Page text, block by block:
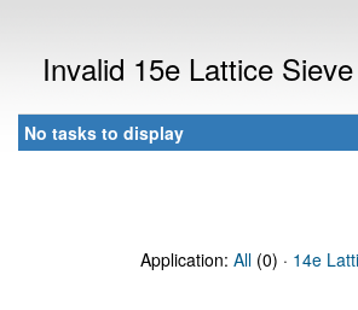
Invalid 15e Lattice
No tasks to display
Application: All (0) · 14e